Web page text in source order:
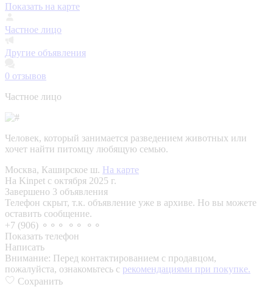
Показать на карте
Частное лицо
Другие объявления
0 отзывов
Частное лицо
Человек, который занимается разведением животных или
хочет найти питомцу любящую семью.
Москва, Каширское ш. На карте
На Kinpet c октября 2025 г.
Завершено 3 объявления
Телефон скрыт, т.к. объявление уже в архиве. Но вы можете
оставить сообщение.
+7 (906) ⚬⚬⚬ ⚬⚬ ⚬⚬
Показать телефон
Написать
Внимание: Перед контактированием с продавцом,
пожалуйста, ознакомьтесь с рекомендациями при покупке.
Сохранить